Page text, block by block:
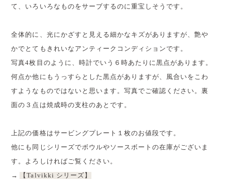
て、いろいろなものをサーブするのに重宝しそうです。
全体的に、光にかざすと見える細かなキズがありますが、艶や
かでとてもきれいなアンティークコンディションです。
写真4枚目のように、時計でいう６時あたりに黒点があります。
何点か他にもうっすらとした黒点がありますが、風合いをこわ
すようなものではないと思います。写真でご確認ください。裏
面の３点は焼成時の支柱のあとです。
上記の価格はサービングプレート１枚のお値段です。
他にも同じシリーズでボウルやソースボートの在庫がございま
す。よろしければご覧ください。
→
【Talvikki シリーズ】